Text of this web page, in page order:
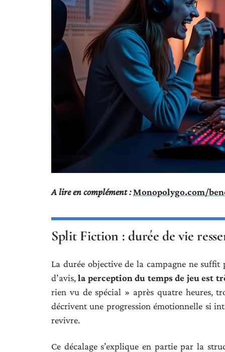
A lire en complément :Monopolygo.com/
Split Fiction : durée de vie
La durée objective de la campagne ne suffit
d’avis,la perception du temps de jeu est
rien vu de spécial » après quatre heures,
décrivent une progression émotionnelle si
revivre.
Ce décalage s’explique en partie par la